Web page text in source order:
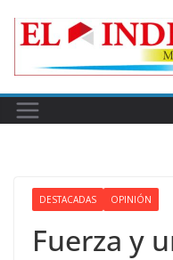
DESTACADAS OPINIÓN
Fuerza y